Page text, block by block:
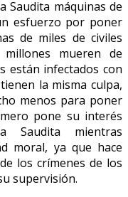
Saudita máquinas de
esfuerzo por poner
de miles de civiles
mueren de
están infectados con
la misma culpa,
menos para poner
pone su interés
Saudita mientras
moral, ya que hace
los crímenes de los
supervisión.